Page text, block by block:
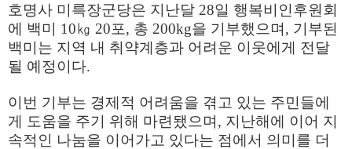
호명사 미륵장군당은 지난달 28일 행복비인후원회
에 백미 10㎏ 20포, 총 200kg을 기부했으며, 기부된
백미는 지역 내 취약계층과 어려운 이웃에게 전달
될 예정이다.
이번 기부는 경제적 어려움을 겪고 있는 주민들에
게 도움을 주기 위해 마련됐으며, 지난해에 이어 지
속적인 나눔을 이어가고 있다는 점에서 의미를 더